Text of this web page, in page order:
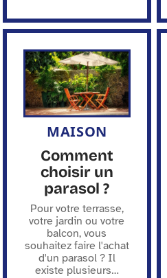
MAISON
Comment
choisir un
parasol ?
Pour votre terrasse,
votre jardin ou votre
balcon, vous
souhaitez faire l'achat
d'un parasol ? Il
existe plusieurs…